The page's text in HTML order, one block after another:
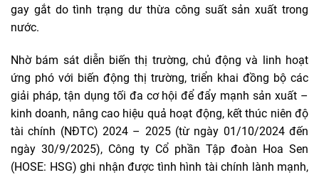
gay gắt do tình trạng dư thừa công suất sản xuất trong
nước.
Nhờ bám sát diễn biến thị trường, chủ động và linh hoạt
ứng phó với biến động thị trường, triển khai đồng bộ các
giải pháp, tận dụng tối đa cơ hội để đẩy mạnh sản xuất –
kinh doanh, nâng cao hiệu quả hoạt động, kết thúc niên độ
tài chính (NĐTC) 2024 – 2025 (từ ngày 01/10/2024 đến
ngày 30/9/2025), Công ty Cổ phần Tập đoàn Hoa Sen
(HOSE: HSG) ghi nhận được tình hình tài chính lành mạnh,